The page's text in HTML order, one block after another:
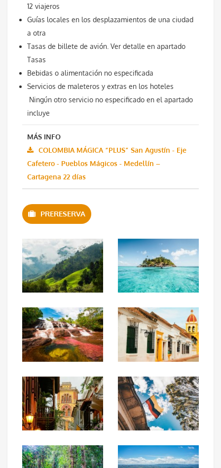
12 viajeros
Guías locales en los desplazamientos de una ciudad
a otra
Tasas de billete de avión. Ver detalle en apartado
Tasas
Bebidas o alimentación no especificada
Servicios de maleteros y extras en los hoteles
Ningún otro servicio no especificado en el apartado
incluye
MÁS INFO
COLOMBIA MÁGICA “PLUS” San Agustín - Eje
Cafetero - Pueblos Mágicos - Medellín –
Cartagena 22 días
PRERESERVA